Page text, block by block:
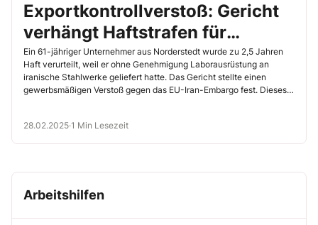
Exportkontrollverstoß: Gericht
verhängt Haftstrafen für
Unternehmen – schützen Sie
sich und Ihr Unternehmen!
Ein 61-jähriger Unternehmer aus Norderstedt wurde zu 2,5 Jahren
Haft verurteilt, weil er ohne Genehmigung Laborausrüstung an
iranische Stahlwerke geliefert hatte. Das Gericht stellte einen
gewerbsmäßigen Verstoß gegen das EU-Iran-Embargo fest. Dieses
Haftstrafen, wenn Sie Embargovorschriften missachten. Dieser Fall
unterstreicht die Notwendigkeit einer strikten Einhaltung der
28.02.2025·1 Min Lesezeit
Arbeitshilfen